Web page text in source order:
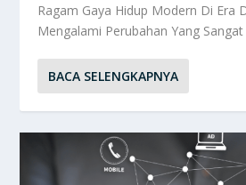
Ragam Gaya Hidup Modern Di Era
Mengalami Perubahan Yang Sangat
BACA SELENGKAPNYA